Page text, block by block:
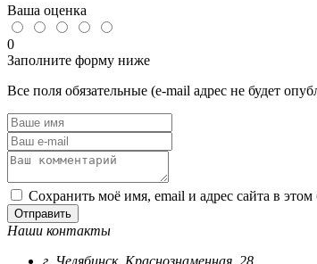
одинарн.
(SIMPLEX),
цинк
Ваша оценка
0
Заполните форму ниже
Все поля обязательные (e-mail адрес не будет
Сохранить моё имя, email и адрес сайта в
Отправить
Наши контакты
г. Челябинск, Краснознаменная, 28